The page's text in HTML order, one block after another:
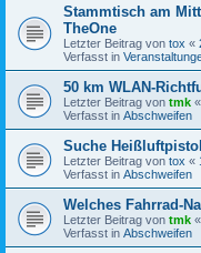
Stammtisch am
TheOne
Letzter Beitrag von tox «
Verfasst in
50 km WLAN-
Letzter Beitrag von tmk «
Verfasst in Abschweifen
Suche
Letzter Beitrag von tox «
Verfasst in Abschweifen
Welches Fahrrad-
Letzter Beitrag von tmk «
Verfasst in Abschweifen